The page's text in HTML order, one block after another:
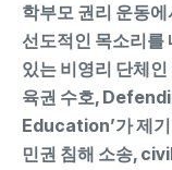
학부모 권리 운동에
선도적인 목소리를
있는 비영리 단체인
육권 수호,
Education’가 제
민권 침해 소송,